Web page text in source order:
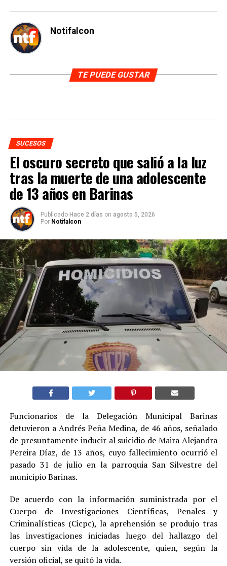
Notifalcon
TE PUEDE GUSTAR
SUCESOS
El oscuro secreto que salió a la luz
tras la muerte de una adolescente
de 13 años en Barinas
Publicado Hace 2 días on agosto 5, 2026
Por Notifalcon
Funcionarios de la Delegación Municipal Barinas
detuvieron a Andrés Peña Medina, de 46 años, señalado
de presuntamente inducir al suicidio de Maira Alejandra
Pereira Díaz, de 13 años, cuyo fallecimiento ocurrió el
pasado 31 de julio en la parroquia San Silvestre del
municipio Barinas.
De acuerdo con la información suministrada por el
Cuerpo de Investigaciones Científicas, Penales y
Criminalísticas (Cicpc), la aprehensión se produjo tras
las investigaciones iniciadas luego del hallazgo del
cuerpo sin vida de la adolescente, quien, según la
versión oficial, se quitó la vida.